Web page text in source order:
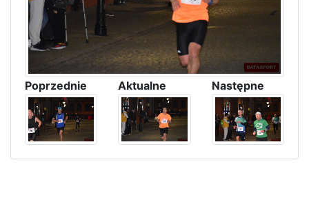
Poprzednie Aktualne Następne